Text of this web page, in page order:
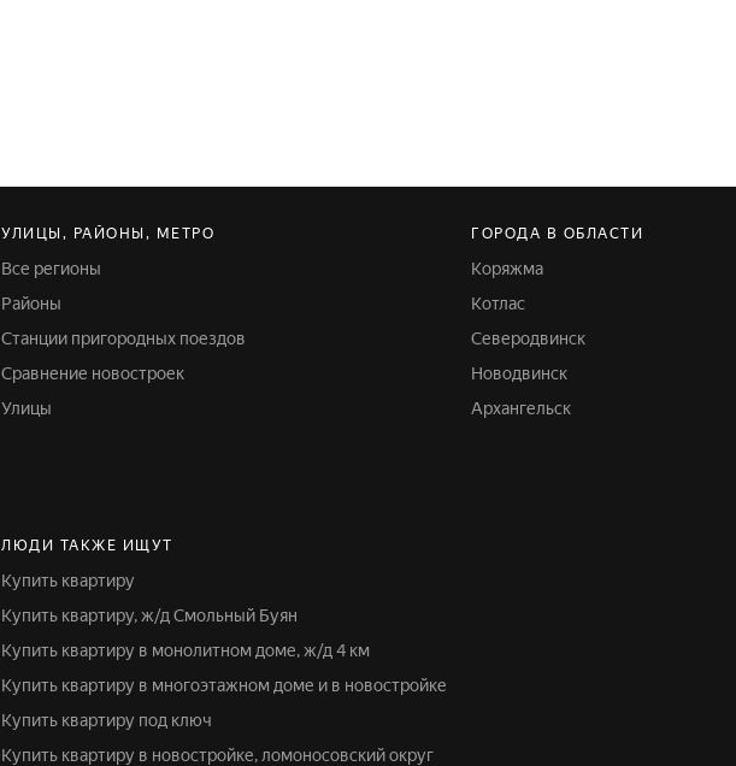
УЛИЦЫ, РАЙОНЫ, МЕТРО
Все регионы
Районы
Станции пригородных поездов
Сравнение новостроек
Улицы
ГОРОДА В ОБЛАСТИ
Коряжма
Котлас
Северодвинск
Новодвинск
Архангельск
ЛЮДИ ТАКЖЕ ИЩУТ
Купить квартиру
Купить квартиру, ж/д Смольный Буян
Купить квартиру в монолитном доме, ж/д 4 км
Купить квартиру в многоэтажном доме и в новостройке
Купить квартиру под ключ
Купить квартиру в новостройке, ломоносовский округ